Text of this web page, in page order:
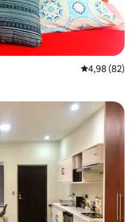
4,98 de uma
4,98 (82)